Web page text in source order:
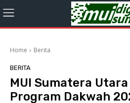
Home Berita
BERITA
MUI Sumatera
Program Dakwah